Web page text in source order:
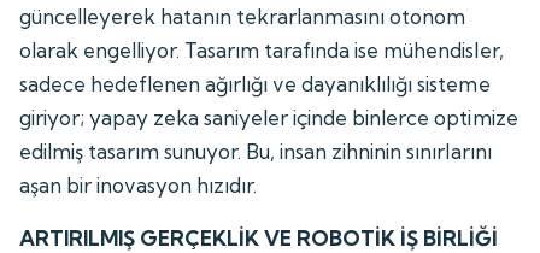
güncelleyerek hatanın tekrarlanmasını otonom
olarak engelliyor. Tasarım tarafında ise mühendisler,
sadece hedeflenen ağırlığı ve dayanıklılığı sisteme
giriyor; yapay zeka saniyeler içinde binlerce optimize
edilmiş tasarım sunuyor. Bu, insan zihninin sınırlarını
aşan bir inovasyon hızıdır.
ARTIRILMIŞ GERÇEKLİK VE ROBOTİK İŞ BİRLİĞİ